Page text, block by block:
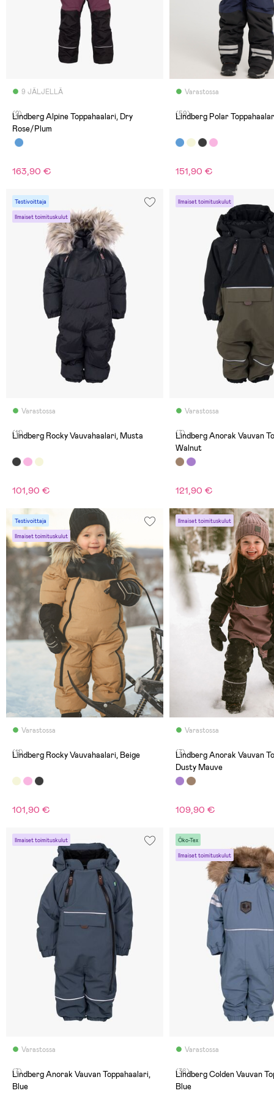
9 JÄLJELLÄ
(2)
Lindberg Alpine Toppahaalari, Dry
Rose/Plum
163,90 €
Varastossa
(59)
Lindberg Polar
151,90 €
Testivoittaja
Ilmaiset toimituskulut
Varastossa
(11)
Lindberg Rocky Vauvahaalari, Musta
101,90 €
Ilmaiset toimituskulut
Varastossa
(7)
Lindberg Anorak Vauvan
Walnut
121,90 €
Testivoittaja
Ilmaiset toimituskulut
Varastossa
(11)
Lindberg Rocky Vauvahaalari, Beige
101,90 €
Ilmaiset toimituskulut
Varastossa
(7)
Lindberg Anorak Vauvan
Dusty Mauve
109,90 €
Ilmaiset toimituskulut
Varastossa
(7)
Lindberg Anorak Vauvan Toppahaalari,
Blue
Öko-Tex
Ilmaiset toimituskulut
Varastossa
(36)
Lindberg Colden Vauvan
Blue